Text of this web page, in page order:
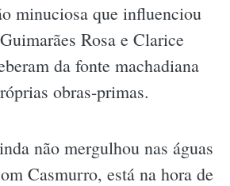
minuciosa que influenciou
Rosa e Clarice
da fonte machadiana
obras-primas.
não mergulhou nas águas
Casmurro, está na hora de